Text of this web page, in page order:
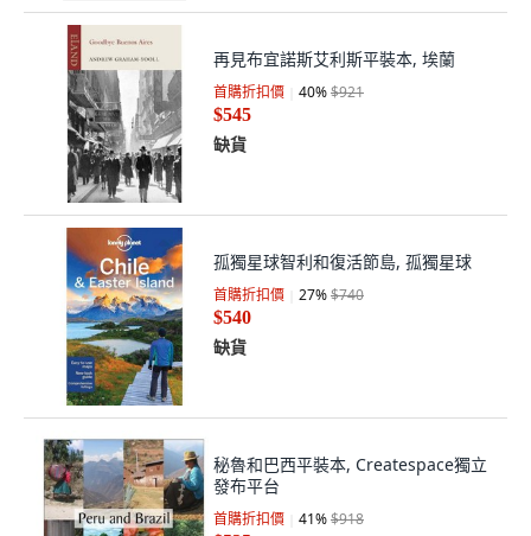
再見布宜諾斯艾利斯平裝本, 埃蘭
首購折扣價 40%$921
$545
缺貨
孤獨星球智利和復活節島, 孤獨星球
首購折扣價 27%$740
$540
缺貨
秘魯和巴西平裝本, Createspace獨立
發布平台
首購折扣價 41%$918